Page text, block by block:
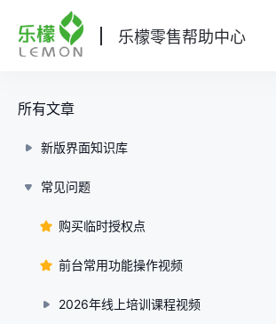
乐檬零售帮助中心
所有文章
新版界面知识库
常见问题
购买临时授权点
前台常用功能操作视频
2026年线上培训课程视频